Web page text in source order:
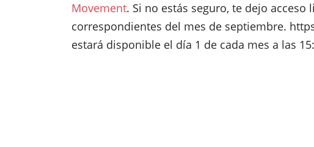
Movement. Si no estás seguro, te dejo acceso
correspondientes del mes de septiembre.
estará disponible el día 1 de cada mes a las